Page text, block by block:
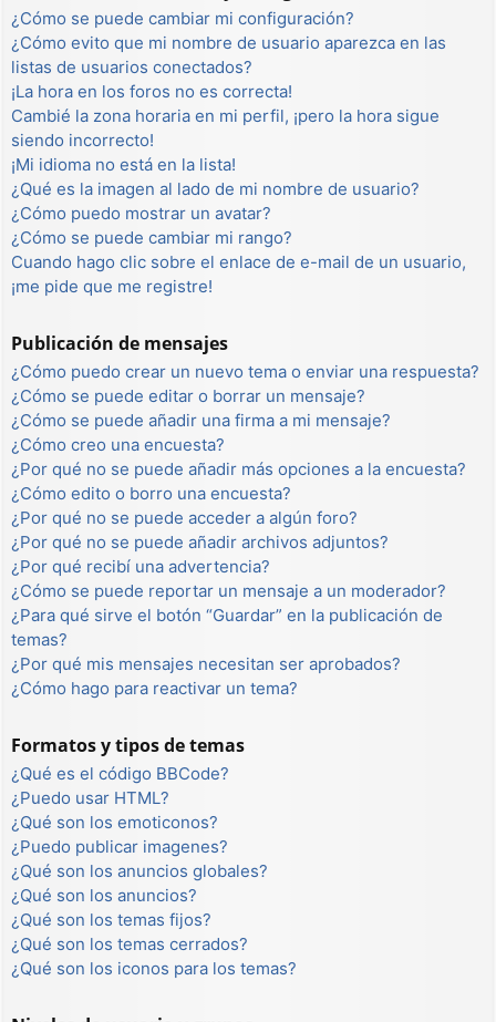
¿Cómo se puede cambiar mi configuración?
¿Cómo evito que mi nombre de usuario aparezca en las
listas de usuarios conectados?
¡La hora en los foros no es correcta!
Cambié la zona horaria en mi perfil, ¡pero la hora sigue
siendo incorrecto!
¡Mi idioma no está en la lista!
¿Qué es la imagen al lado de mi nombre de usuario?
¿Cómo puedo mostrar un avatar?
¿Cómo se puede cambiar mi rango?
Cuando hago clic sobre el enlace de e-mail de un usuario,
¡me pide que me registre!
Publicación de mensajes
¿Cómo puedo crear un nuevo tema o enviar una respuesta?
¿Cómo se puede editar o borrar un mensaje?
¿Cómo se puede añadir una firma a mi mensaje?
¿Cómo creo una encuesta?
¿Por qué no se puede añadir más opciones a la encuesta?
¿Cómo edito o borro una encuesta?
¿Por qué no se puede acceder a algún foro?
¿Por qué no se puede añadir archivos adjuntos?
¿Por qué recibí una advertencia?
¿Cómo se puede reportar un mensaje a un moderador?
¿Para qué sirve el botón “Guardar” en la publicación de
temas?
¿Por qué mis mensajes necesitan ser aprobados?
¿Cómo hago para reactivar un tema?
Formatos y tipos de temas
¿Qué es el código BBCode?
¿Puedo usar HTML?
¿Qué son los emoticonos?
¿Puedo publicar imagenes?
¿Qué son los anuncios globales?
¿Qué son los anuncios?
¿Qué son los temas fijos?
¿Qué son los temas cerrados?
¿Qué son los iconos para los temas?